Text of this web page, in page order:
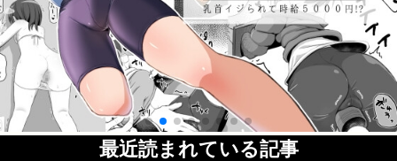
最近読まれている記事